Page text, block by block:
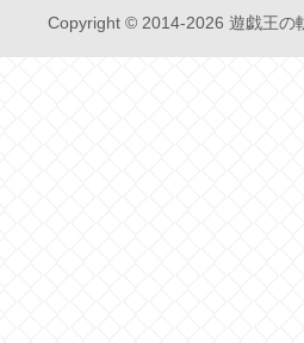
Copyright © 2014-2026 遊戯王の